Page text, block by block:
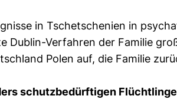
in Tschetschenien in
Verfahren der Familie
Polen auf, die Familie
schutzbedürftigen